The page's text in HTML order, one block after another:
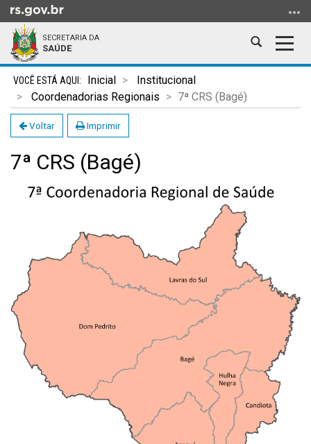
para
conteúdo
menu
para
busca
SECRETARIA DA
SAÚDE
Abrir
Início
conteúdo
Inicial
Institucional
Coordenadorias Regionais
7ª CRS (Bagé)
Voltar Imprimir
7ª CRS (Bagé)